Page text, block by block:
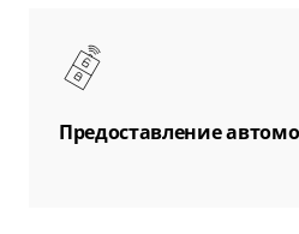
Предоставление